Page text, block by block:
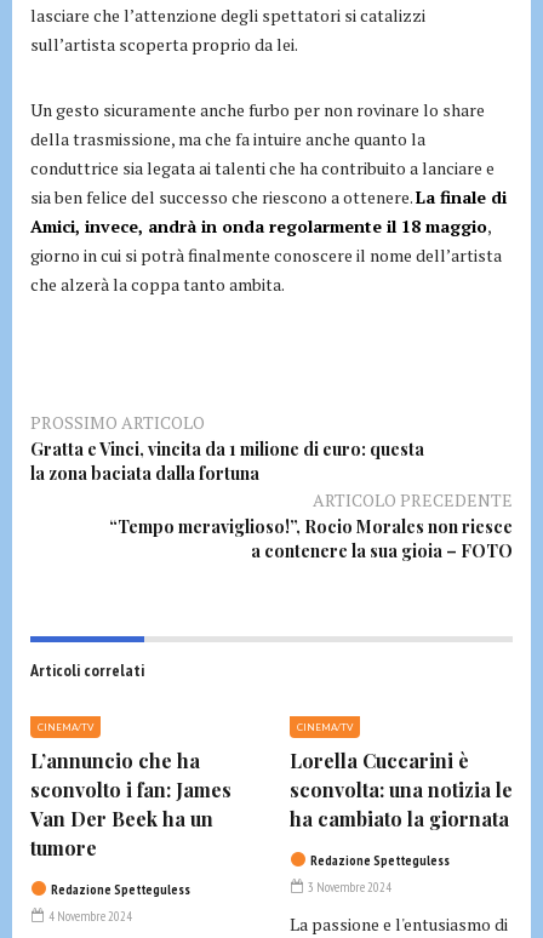
lasciare che l’attenzione degli spettatori si catalizzi
sull’artista scoperta proprio da lei.
Un gesto sicuramente anche furbo per non rovinare lo share
della trasmissione, ma che fa intuire anche quanto la
conduttrice sia legata ai talenti che ha contribuito a lanciare e
sia ben felice del successo che riescono a ottenere.La finale di
Amici, invece, andrà in onda regolarmente il 18 maggio,
giorno in cui si potrà finalmente conoscere il nome dell’artista
che alzerà la coppa tanto ambita.
PROSSIMO ARTICOLO
Gratta e Vinci, vincita da 1 milione di euro: questa
la zona baciata dalla fortuna
ARTICOLO PRECEDENTE
“Tempo meraviglioso!”, Rocio Morales non riesce
a contenere la sua gioia – FOTO
Articoli correlati
CINEMA/TV
L’annuncio che ha
sconvolto i fan: James
Van Der Beek ha un
tumore
Redazione Spetteguless
4 Novembre 2024
CINEMA/TV
Lorella Cuccarini è
sconvolta: una notizia le
ha cambiato la giornata
Redazione Spetteguless
3 Novembre 2024
La passione e l'entusiasmo di